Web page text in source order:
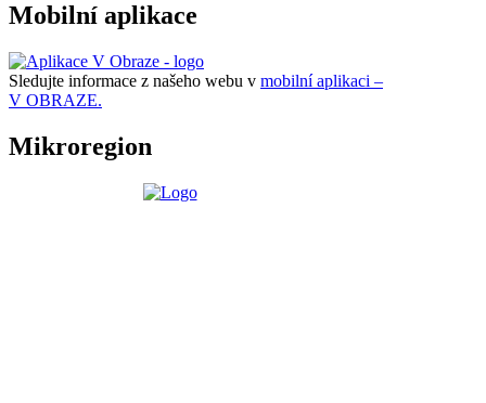
Mobilní aplikace
Sledujte informace z našeho webu v mobilní aplikaci –
V OBRAZE.
Mikroregion